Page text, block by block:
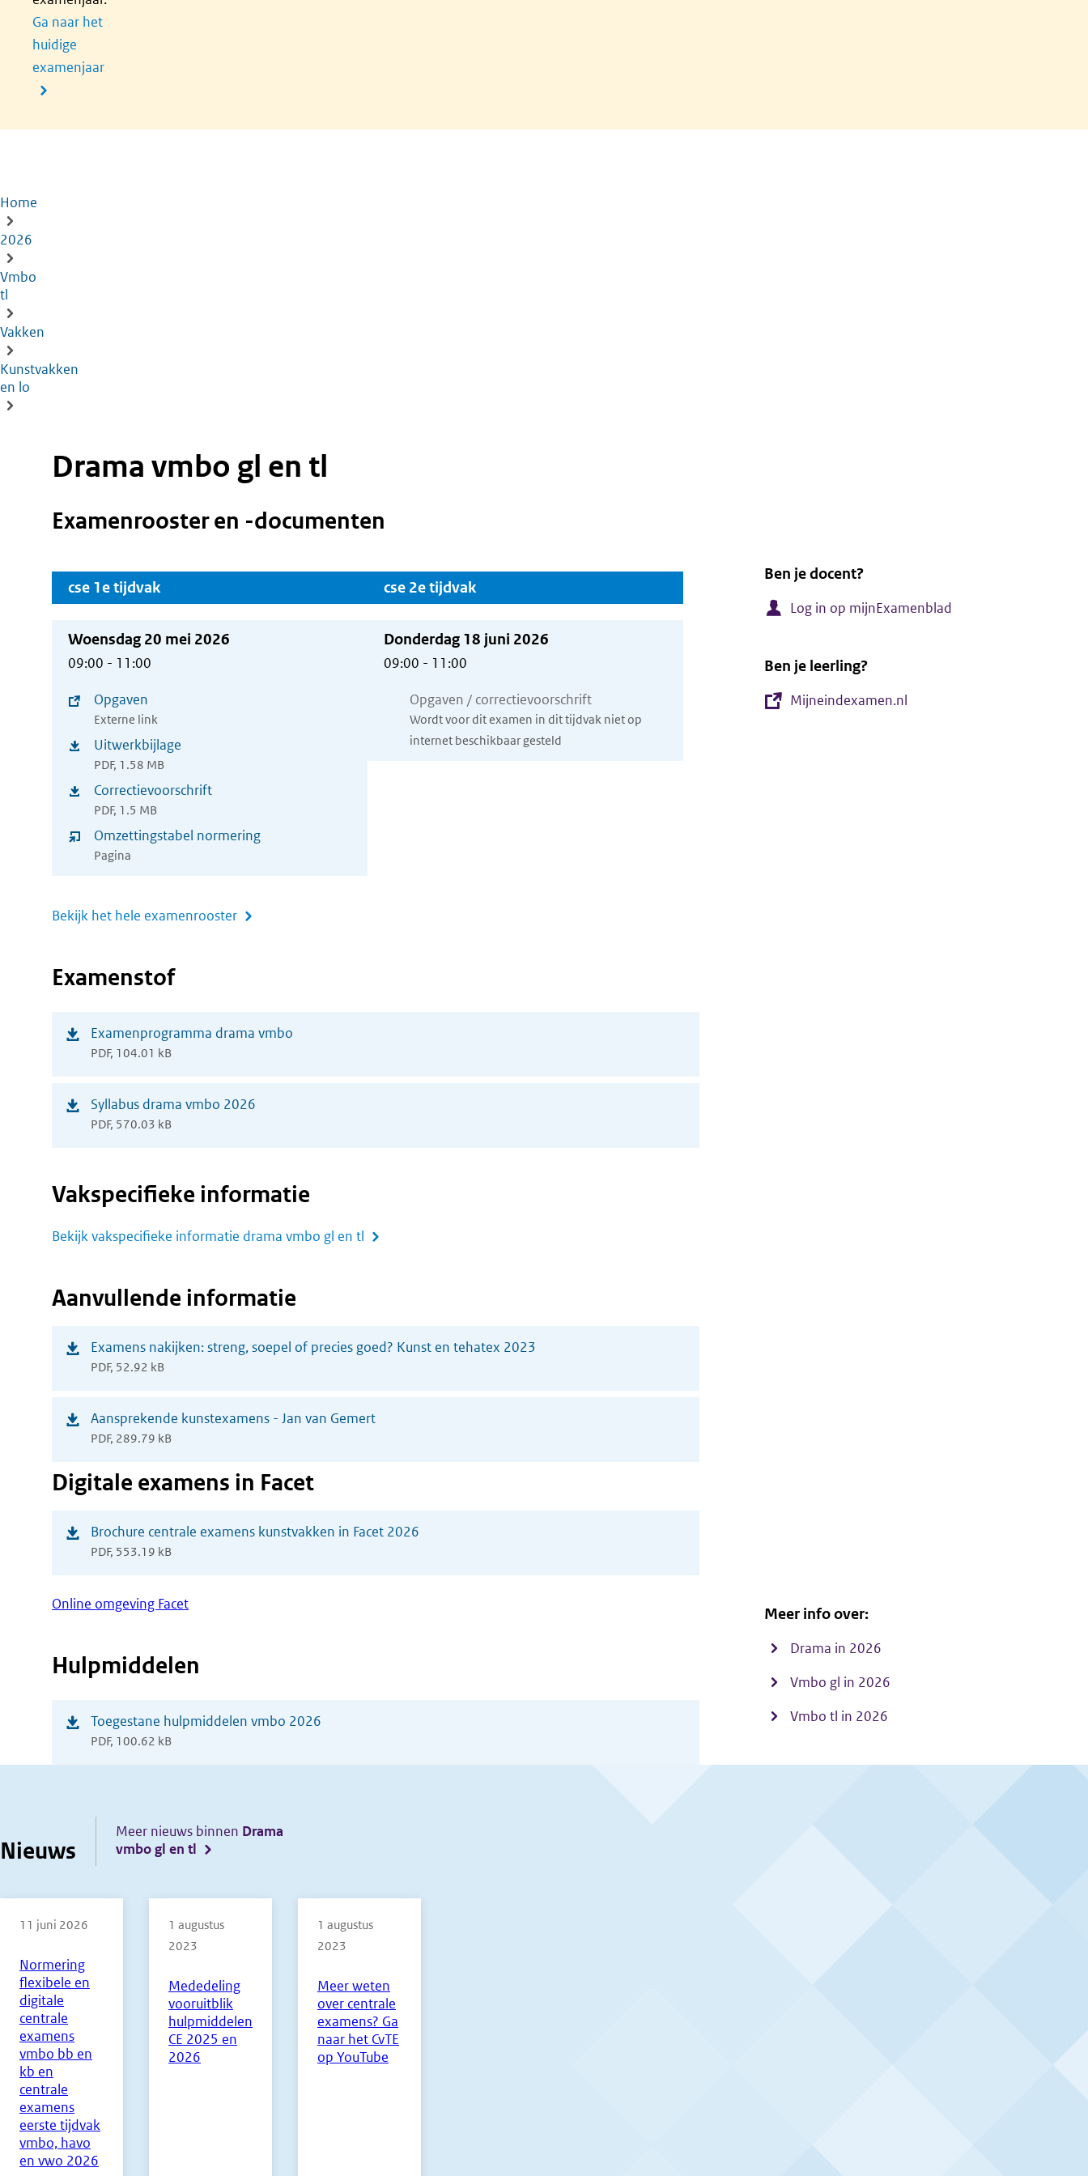
Ga naar het
huidige
examenjaar
Kruimelpad
Home
2026
Vmbo
tl
Vakken
Kunstvakken
en lo
Drama vmbo gl en tl
Ben je docent?
Log in op mijnExamenblad
Ben je leerling?
Mijneindexamen.nl
Meer info over:
Drama in 2026
Vmbo gl in 2026
Vmbo tl in 2026
Examenrooster en -documenten
cse 1e tijdvak
Woensdag 20 mei 2026
09:00 - 11:00
Opgaven
Externe link
(opent
nieuw
venster)
Uitwerkbijlage
PDF, 1.58 MB
(opent
nieuw
venster)
Correctievoorschrift
PDF, 1.5 MB
(opent
nieuw
Omzettingstabel normering
Pagina
cse 2e tijdvak
Donderdag 18 juni 2026
09:00 - 11:00
Opgaven / correctievoorschrift
Wordt voor dit examen in dit tijdvak niet op
internet beschikbaar gesteld
Bekijk het hele examenrooster
Examenstof
Examenprogramma drama vmbo
PDF, 104.01 kB
(opent
venster)
Syllabus drama vmbo 2026
PDF, 570.03 kB
(opent
venster)
Vakspecifieke informatie
Bekijk vakspecifieke informatie drama vmbo gl en tl
Aanvullende informatie
Examens nakijken: streng, soepel of precies goed? Kunst en tehatex 2023
PDF, 52.92 kB
(opent
venster)
Aansprekende kunstexamens - Jan van Gemert
PDF, 289.79 kB
(opent
nieuw
venster)
Digitale examens in Facet
Brochure centrale examens kunstvakken in Facet 2026
PDF, 553.19 kB
(opent
venster)
Online omgeving Facet
Hulpmiddelen
Toegestane hulpmiddelen vmbo 2026
PDF, 100.62 kB
(opent
Nieuws
Normering
flexibele en
digitale
centrale
examens
vmbo bb en
kb en
centrale
examens
eerste tijdvak
vmbo, havo
en vwo 2026
11 juni 2026
Mededeling
vooruitblik
hulpmiddelen
CE 2025 en
2026
1 augustus
2023
Meer weten
over centrale
examens? Ga
naar het CvTE
op YouTube
1 augustus
2023
Meer nieuws binnen Drama
vmbo gl en tl